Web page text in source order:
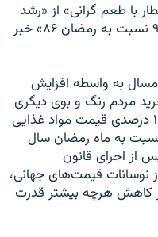
با طعم گرانی» از «رشد
تا ۱۳۸ درصدی قیمت‌ها در رمضان ۹۰ نسبت به رمضان ۸۶» خبر
به واسطه افزایش
مردم رنگ و بوی دیگری
خواهد داشت، چرا که رشد ۲۶ تا ۱۳۸ درصدی قیمت مواد غذایی
نسبت به ماه رمضان سال
از اجرای قانون
نوسانات قیمت‌های جهانی،
از کاهش هرچه بیشتر قدرت